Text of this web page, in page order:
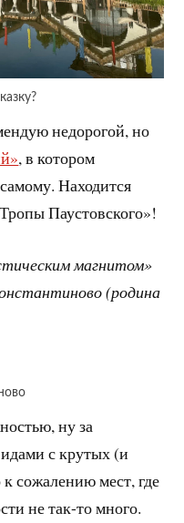
недорогой, но
, в котором
Находится
Паустовского»!
магнитом»
(родина
ну за
с крутых (и
сожалению мест, где
не так-то много.